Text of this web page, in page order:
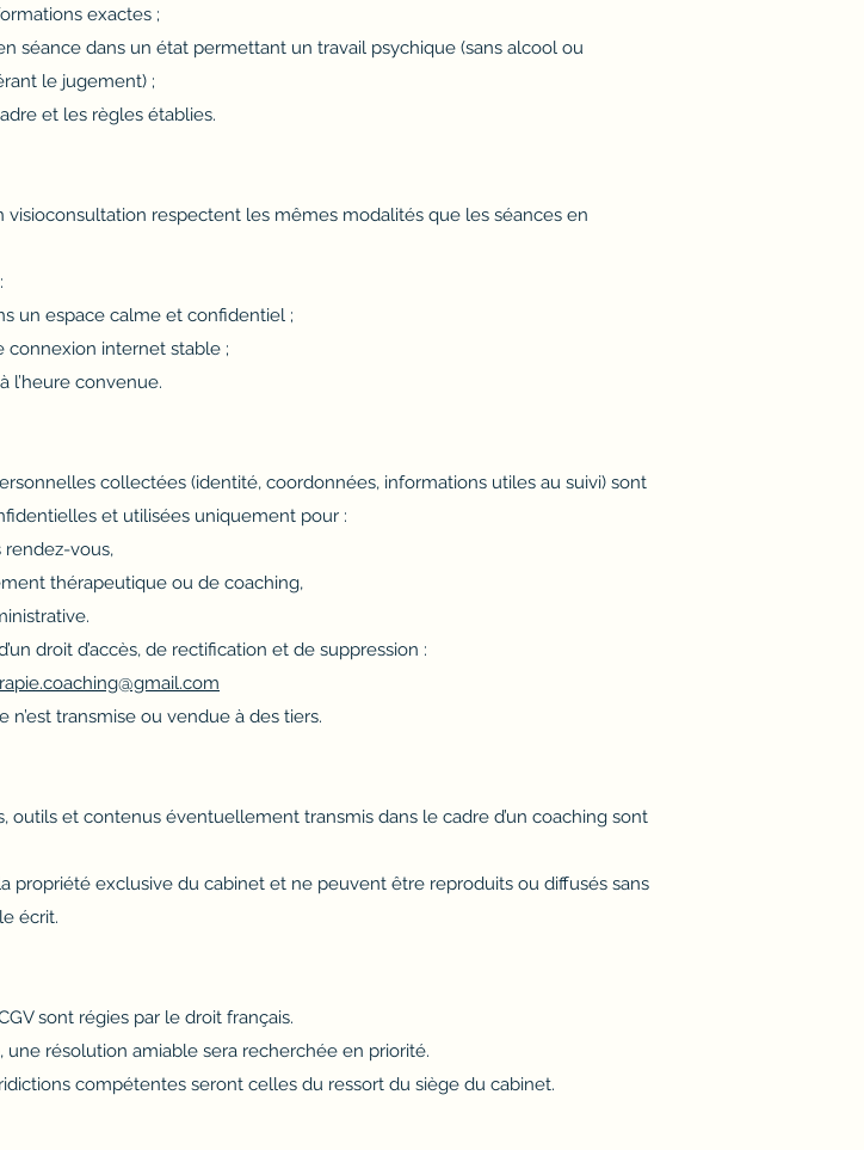
exactes ;
séance dans un état permettant un travail psychique (sans alcool ou
le jugement) ;
et les règles établies.
visioconsultation respectent les mêmes modalités que les séances en
un espace calme et confidentiel ;
connexion internet stable ;
l’heure convenue.
collectées (identité, coordonnées, informations utiles au suivi) sont
et utilisées uniquement pour :
rendez-vous,
thérapeutique ou de coaching,
droit d’accès, de rectification et de suppression :
n’est transmise ou vendue à des tiers.
outils et contenus éventuellement transmis dans le cadre d’un coaching sont
propriété exclusive du cabinet et ne peuvent être reproduits ou diffusés sans
écrit.
sont régies par le droit français.
une résolution amiable sera recherchée en priorité.
compétentes seront celles du ressort du siège du cabinet.